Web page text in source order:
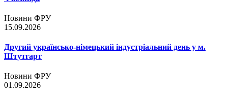
Новини ФРУ
15.09.2026
Другий українсько-німецький індустріальний день у м.
Штутгарт
Новини ФРУ
01.09.2026